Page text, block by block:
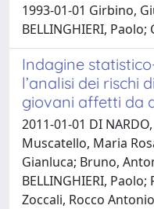
1993-01-01 Girbino,
BELLINGHIERI, Paolo;
Indagine
l’analisi dei rischi
giovani affetti da
2011-01-01 DI
Muscatello, Maria
Gianluca; Bruno,
BELLINGHIERI, Paolo;
Zoccali, Rocco Antonio